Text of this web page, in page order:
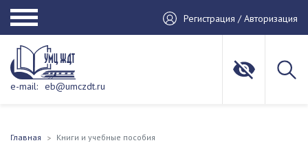
Регистрация / Авторизация
e-mail: eb@umczdt.ru
Главная Книги и учебные пособия